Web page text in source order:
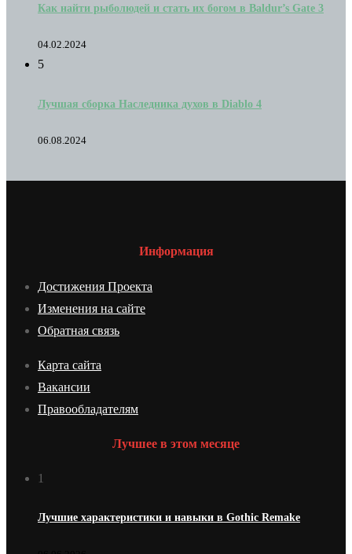
Как найти рыболюдей и стать их богом в Baldur’s Gate 3
04.02.2024
5
Лучшая сборка Наследника духов в Diablo 4
06.08.2024
Информация
Достижения Проекта
Изменения на сайте
Обратная связь
Карта сайта
Вакансии
Правообладателям
Лучшее в этом месяце
1
Лучшие характеристики и навыки в Gothic Remake